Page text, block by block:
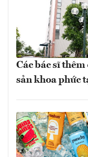
Các bác sĩ
sản khoa phức